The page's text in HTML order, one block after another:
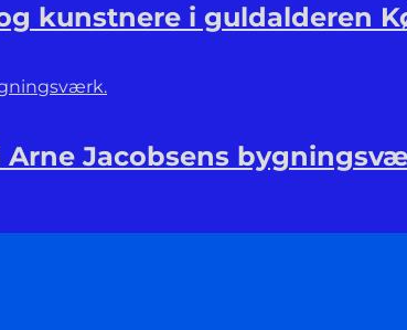
kunstnere i guldalderen
Jacobsens